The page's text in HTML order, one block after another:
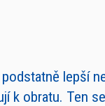
lepší
k obratu. Ten